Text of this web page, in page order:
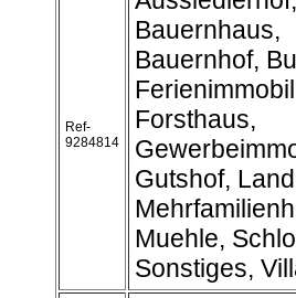
Ref-
9284814
Bauernhaus,
Bauernhof,
Forsthaus,
Gutshof,
Muehle,
Sonstiges,